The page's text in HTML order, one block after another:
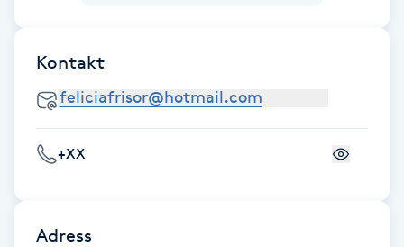
Fransförlängning Volym
Fransk manikyr
Fransrengöring
Frekvensterapi
Kontakt
+XX
Adress